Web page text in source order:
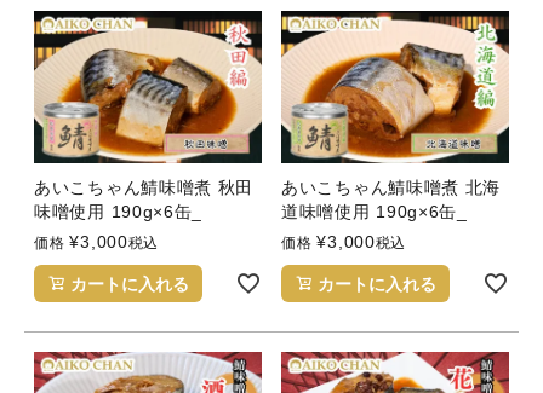
あいこちゃん鯖味噌煮 秋田
味噌使用 190g×6缶_
価格 ¥3,000税込
カートに入れる
あいこちゃん鯖味噌煮 北海
道味噌使用 190g×6缶_
価格 ¥3,000税込
カートに入れる